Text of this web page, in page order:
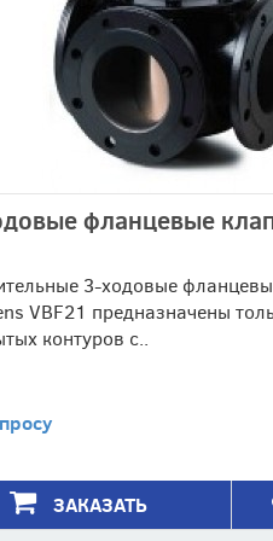
фланцевые
3-ходовые
VBF21 предназначены
контуров с..
ЗАКАЗАТЬ